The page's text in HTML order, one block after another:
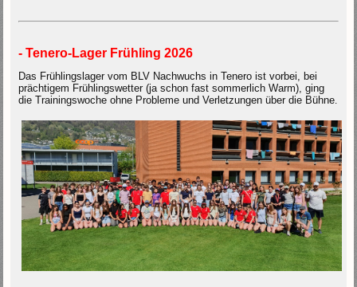
- Tenero-Lager Frühling 2026
Das Frühlingslager vom BLV Nachwuchs in Tenero ist vorbei, bei
prächtigem Frühlingswetter (ja schon fast sommerlich Warm), ging
die Trainingswoche ohne Probleme und Verletzungen über die Bühne